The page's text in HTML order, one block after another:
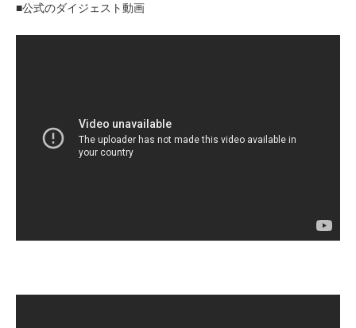
■公式のダイジェスト動画